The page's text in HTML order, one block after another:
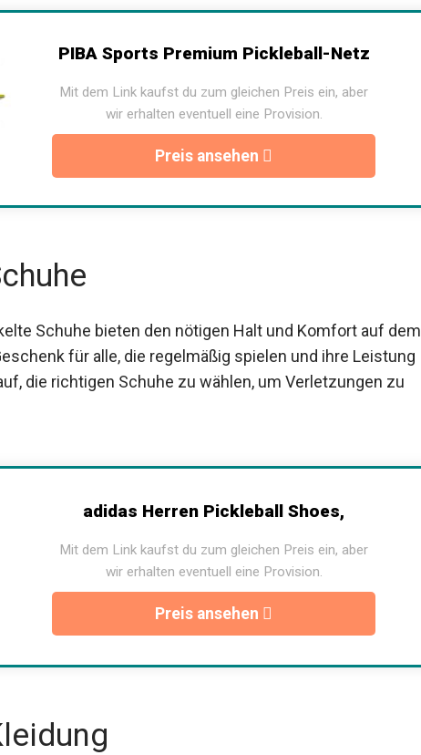
PIBA Sports Premium Pickleball-Netz
Mit dem Link kaufst du zum gleichen Preis ein, aber
wir erhalten eventuell eine Provision.
Preis ansehen
Schuhe bieten den nötigen Halt und Komfort auf dem
für alle, die regelmäßig spielen und ihre Leistung
die richtigen Schuhe zu wählen, um Verletzungen zu
adidas Herren Pickleball Shoes,
Mit dem Link kaufst du zum gleichen Preis ein, aber
wir erhalten eventuell eine Provision.
Preis ansehen